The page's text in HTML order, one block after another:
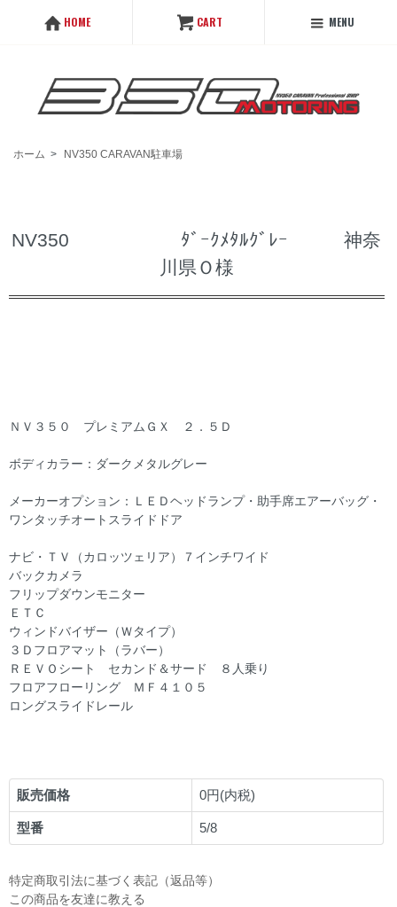
HOME CART MENU
ホーム > NV350 CARAVAN駐車場
NV350 ﾀﾞｰｸﾒﾀﾙｸﾞﾚｰ 神奈
川県Ｏ様
ＮＶ３５０ プレミアムＧＸ ２．５Ｄ
ボディカラー：ダークメタルグレー
メーカーオプション：ＬＥＤヘッドランプ・助手席エアーバッグ・
ワンタッチオートスライドドア
ナビ・ＴＶ（カロッツェリア）７インチワイド
バックカメラ
フリップダウンモニター
ＥＴＣ
ウィンドバイザー（Ｗタイプ）
３Ｄフロアマット（ラバー）
ＲＥＶＯシート セカンド＆サード ８人乗り
フロアフローリング ＭＦ４１０５
ロングスライドレール
販売価格 0円(内税)
型番 5/8
特定商取引法に基づく表記（返品等）
この商品を友達に教える